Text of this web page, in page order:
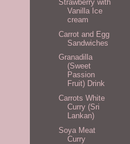
Strawberry with
Vanilla Ice
cream
Carrot and Egg
Sandwiches
Granadilla
(Sweet
Passion
Fruit) Drink
Carrots White
Curry (Sri
Lankan)
Soya Meat
Curry